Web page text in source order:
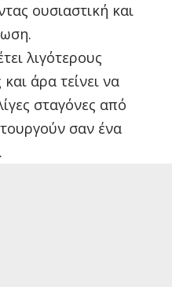
ουσιαστική και
λιγότερους
άρα τείνει να
σταγόνες από
σαν ένα